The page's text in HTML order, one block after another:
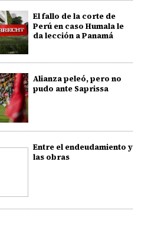
El fallo de la corte de
Perú en caso Humala le
da lección a Panamá
Alianza peleó, pero no
pudo ante Saprissa
Entre el endeudamiento y
las obras